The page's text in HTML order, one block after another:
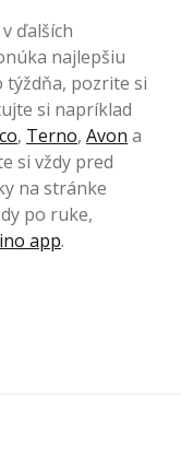
ďalších
najlepšiu
týždňa, pozrite si
si napríklad
, Terno, Avon a
si vždy pred
na stránke
po ruke,
app.